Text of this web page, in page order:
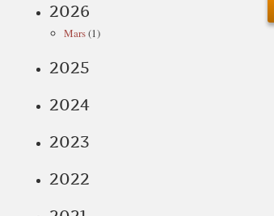
2026
Mars(1)
2025
2024
2023
2022